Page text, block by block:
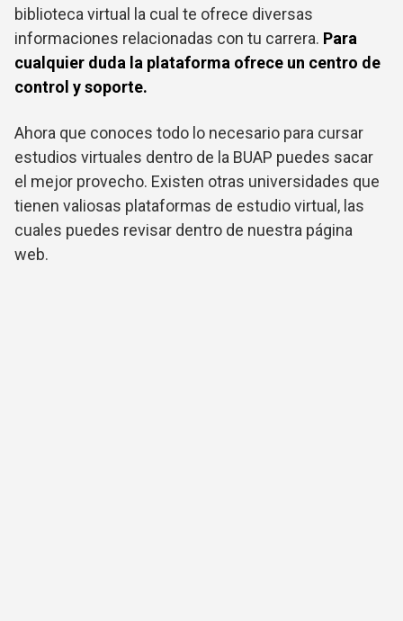
biblioteca virtual la cual te ofrece diversas
informaciones relacionadas con tu carrera. Para
cualquier duda la plataforma ofrece un centro de
control y soporte.
Ahora que conoces todo lo necesario para cursar
estudios virtuales dentro de la BUAP puedes sacar
el mejor provecho. Existen otras universidades que
tienen valiosas plataformas de estudio virtual, las
cuales puedes revisar dentro de nuestra página
web.